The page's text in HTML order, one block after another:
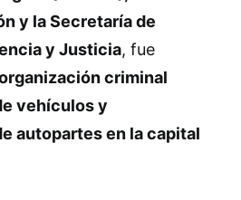
y la Secretaría de
y Justicia, fue
criminal
vehículos y
autopartes en la capital